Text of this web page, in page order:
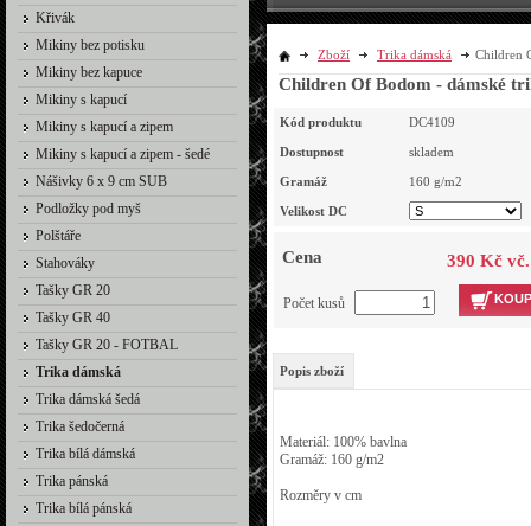
Křivák
Mikiny bez potisku
Mikiny bez kapuce
Mikiny s kapucí
Mikiny s kapucí a zipem
Mikiny s kapucí a zipem - šedé
Nášivky 6 x 9 cm SUB
Podložky pod myš
Polštáře
Stahováky
Tašky GR 20
Tašky GR 40
Tašky GR 20 - FOTBAL
Trika dámská
Trika dámská šedá
Trika šedočerná
Trika bílá dámská
Trika pánská
Trika bílá pánská
Zboží Trika dámská Children
Children Of Bodom - dámské
Kód produktu DC4109
Dostupnost skladem
Gramáž 160 g/m2
Velikost DC
Cena 390 Kč
Počet kusů
Popis zboží
Materiál: 100% bavlna
Gramáž: 160 g/m2
Rozměry v cm